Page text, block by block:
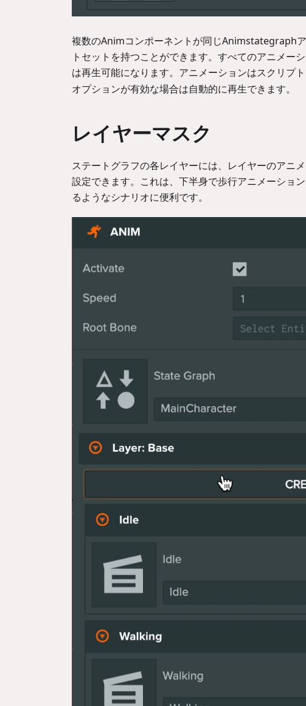
複数のAnimコンポーネントが同じAnimstategraph
トセットを持つことができます。すべてのアニメー
は再生可能になります。アニメーションはスクリプ
オプションが有効な場合は自動的に再生できます。
レイヤーマスク
ステートグラフの各レイヤーには、レイヤーのアニ
設定できます。これは、下半身で歩行アニメーショ
るようなシナリオに便利です。